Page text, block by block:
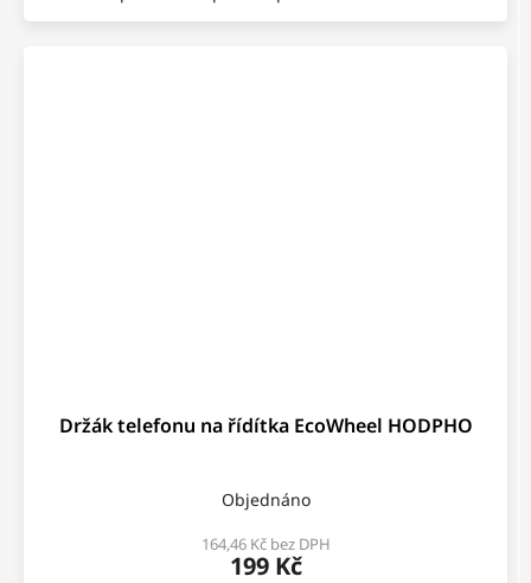
Držák telefonu na řídítka EcoWheel HODPHO
Objednáno
164,46 Kč bez DPH
199 Kč